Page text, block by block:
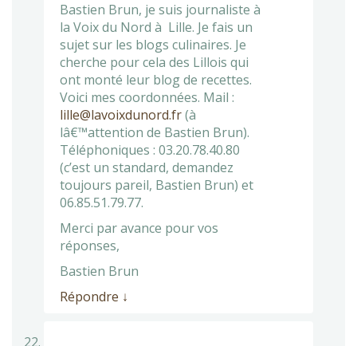
Bastien Brun, je suis journaliste à
la Voix du Nord à Lille. Je fais un
sujet sur les blogs culinaires. Je
cherche pour cela des Lillois qui
ont monté leur blog de recettes.
Voici mes coordonnées. Mail :
lille@lavoixdunord.fr(à
lâ€™attention de Bastien Brun).
Téléphoniques : 03.20.78.40.80
(c’est un standard, demandez
toujours pareil, Bastien Brun) et
06.85.51.79.77.
Merci par avance pour vos
réponses,
Bastien Brun
Répondre ↓